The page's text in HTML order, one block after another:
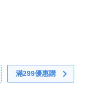
滿299優惠購